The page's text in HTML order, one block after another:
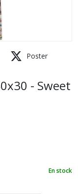
Poster
- Sweet
En stock